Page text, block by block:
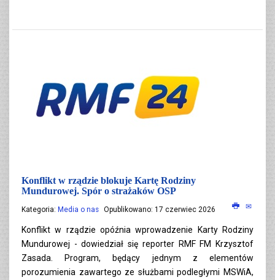
Konflikt w rządzie blokuje Kartę Rodziny
Mundurowej. Spór o strażaków OSP
Kategoria: Media o nas Opublikowano: 17 czerwiec 2026
Konflikt w rządzie opóźnia wprowadzenie Karty Rodziny
Mundurowej - dowiedział się reporter RMF FM Krzysztof
Zasada. Program, będący jednym z elementów
porozumienia zawartego ze służbami podległymi MSWiA,